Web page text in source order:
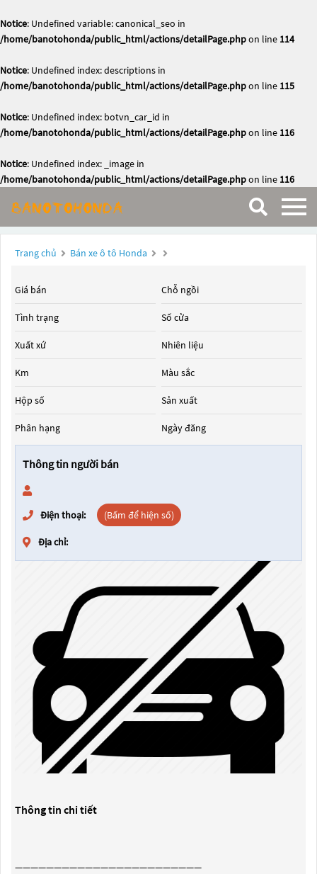
Notice: Undefined variable: canonical_seo in
/home/banotohonda/public_html/actions/detailPage.phpon line 114
Notice: Undefined index: descriptions in
/home/banotohonda/public_html/actions/detailPage.phpon line 115
Notice: Undefined index: botvn_car_id in
/home/banotohonda/public_html/actions/detailPage.phpon line 116
Notice: Undefined index: _image in
/home/banotohonda/public_html/actions/detailPage.phpon line 116
Trang chủ Bán xe ô tô Honda
Giá bán
Tình trạng
Xuất xứ
Km
Hộp số
Phân hạng
Chỗ ngồi
Số cửa
Nhiên liệu
Màu sắc
Sản xuất
Ngày đăng
Thông tin người bán
Điện thoại: (Bấm để hiện số)
Địa chỉ:
Thông tin chi tiết
————————————————————————